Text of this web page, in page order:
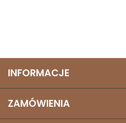
INFORMACJE
ZAMÓWIENIA